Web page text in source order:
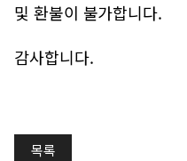
및 환불이 불가합니다.
감사합니다.
목록